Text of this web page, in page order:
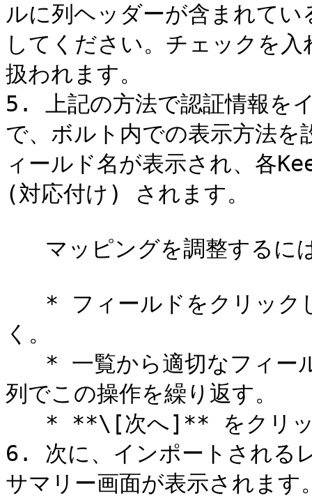
ルに列ヘッダーが含まれて
してください。チェックを
扱われます。
5. 上記の方法で認証情報を
で、ボルト内での表示方法を
ィールド名が表示され、各
(対応付け) されます。
く。
列でこの操作を繰り返す。
6. 次に、インポートされる
サマリー画面が表示されま